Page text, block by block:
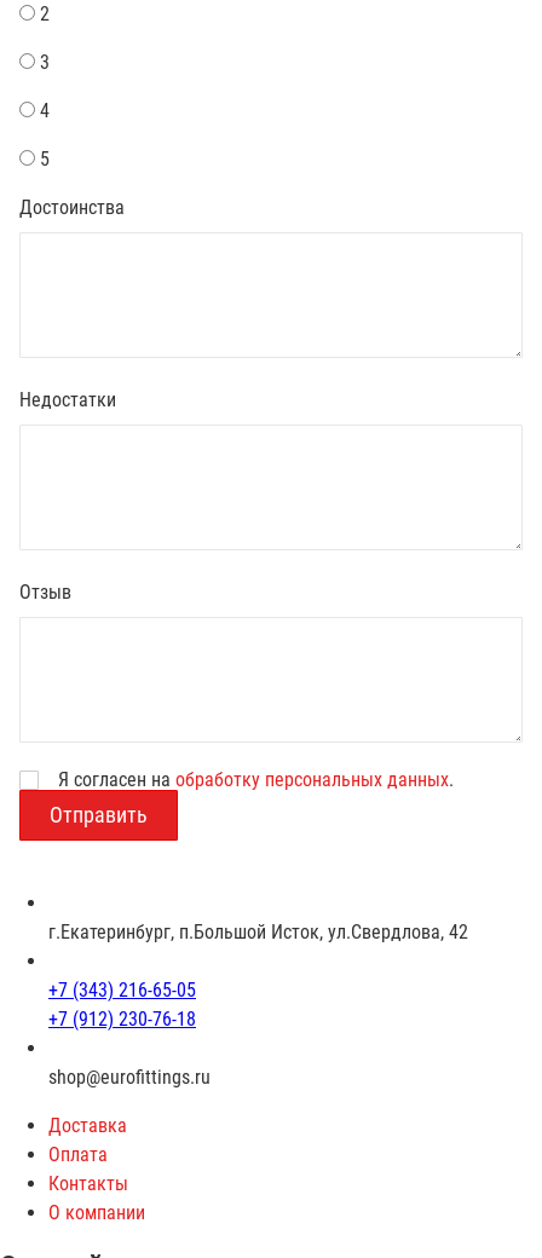
2
3
4
5
Достоинства
Недостатки
Отзыв
з
Я согласен на обработку персональных данных.
г.Екатеринбург, п.Большой Исток, ул.Свердлова, 42
+7 (343) 216-65-05
+7 (912) 230-76-18
shop@eurofittings.ru
Доставка
Оплата
Контакты
О компании